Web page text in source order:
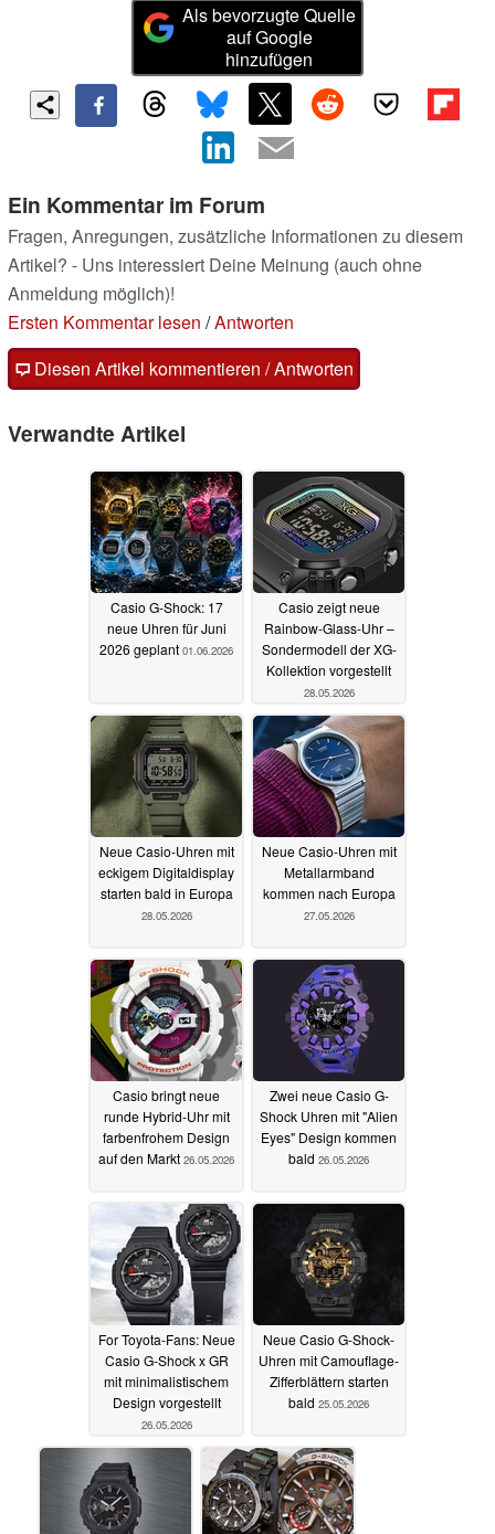
Als bevorzugte Quelle
auf Google
hinzufügen
Ein Kommentar im Forum
Fragen, Anregungen, zusätzliche Informationen zu diesem
Artikel? - Uns interessiert Deine Meinung (auch ohne
Anmeldung möglich)!
Ersten Kommentar lesen /Antworten
Diesen Artikel kommentieren / Antworten
Verwandte Artikel
Casio G-Shock: 17
neue Uhren für Juni
2026 geplant 01.06.2026
Casio zeigt neue
Rainbow-Glass-Uhr –
Sondermodell der XG-
Kollektion vorgestellt
28.05.2026
Neue Casio-Uhren mit
eckigem Digitaldisplay
starten bald in Europa
28.05.2026
Neue Casio-Uhren mit
Metallarmband
kommen nach Europa
27.05.2026
Casio bringt neue
runde Hybrid-Uhr mit
farbenfrohem Design
auf den Markt 26.05.2026
Zwei neue Casio G-
Shock Uhren mit "Alien
Eyes" Design kommen
bald 26.05.2026
For Toyota-Fans: Neue
Casio G-Shock x GR
mit minimalistischem
Design vorgestellt
26.05.2026
Neue Casio G-Shock-
Uhren mit Camouflage-
Zifferblättern starten
bald 25.05.2026